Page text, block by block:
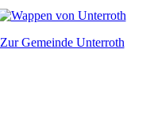
Zur Gemeinde Unterroth